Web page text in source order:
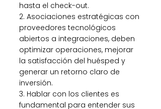
hasta el check-out.
2. Asociaciones estratégicas con
proveedores tecnológicos
abiertos a integraciones, deben
optimizar operaciones, mejorar
la satisfacción del huésped y
generar un retorno claro de
inversión.
3. Hablar con los clientes es
fundamental para entender sus